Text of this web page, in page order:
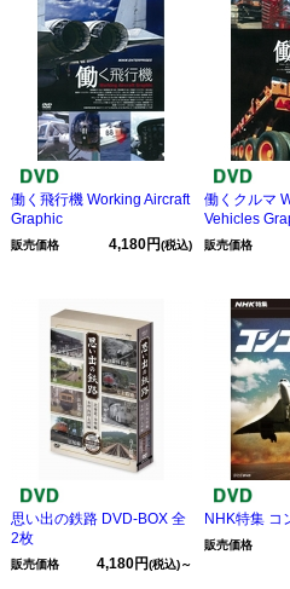
働く飛行機 Working Aircraft
Graphic
販売価格 4,180円(税込)
働くクルマ
Vehicles
販売価格
思い出の鉄路 DVD-BOX 全
2枚
販売価格 4,180円(税込)～
NHK特集 コ
販売価格